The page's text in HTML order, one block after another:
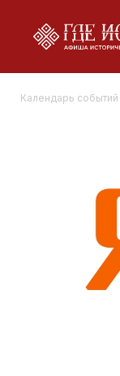
Календарь событий